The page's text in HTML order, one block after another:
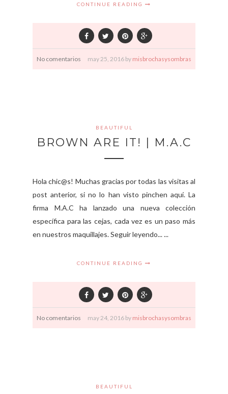
CONTINUE READING
No comentarios may25, 2016 by misbrochasysombras
BEAUTIFUL
BROWN ARE IT! | M.A.C
Hola chic@s! Muchas gracias por todas las visitas al
post anterior, si no lo han visto pinchen aquí. La
firma M.A.C ha lanzado una nueva colección
específica para las cejas, cada vez es un paso más
en nuestros maquillajes. Seguir leyendo... ...
CONTINUE READING
No comentarios may24, 2016 by misbrochasysombras
BEAUTIFUL